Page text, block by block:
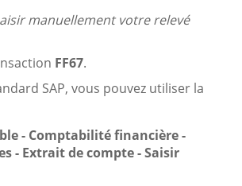
manuellement votre relevé
FF67.
SAP, vous pouvez utiliser la
- Comptabilité financière -
- Extrait de compte - Saisir